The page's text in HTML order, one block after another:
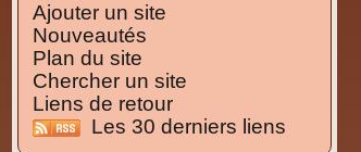
Ajouter un site
Nouveautés
Plan du site
Chercher un site
Liens de retour
Les 30 derniers liens